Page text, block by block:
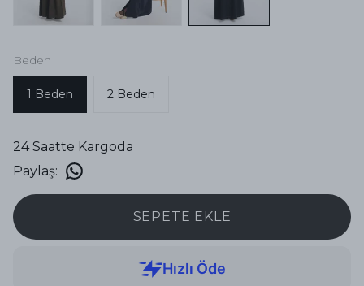
Beden
1 Beden 2 Beden
24 Saatte Kargoda
Paylaş:
SEPETE EKLE